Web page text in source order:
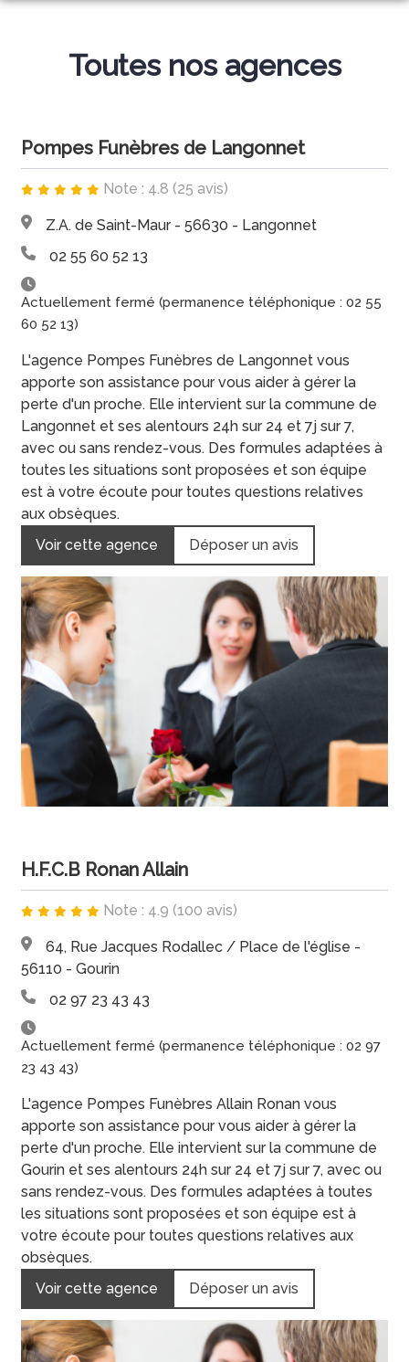
DEMANDE DE DEVIS
DEVIS PREVOYANCE
DEVIS MARBRERIE
SERVICES AUX FAMILLES
NOS AGENCES
GOURIN
LANGONNET
NOS CHAMBRES FUNÉRAIRES
GOURIN
LANGONNET
ESPACES HOMMAGES
Toutes nos agences
Pompes Funèbres de Langonnet
Note : 4.8 (25 avis)
Z.A. de Saint-Maur - 56630 - Langonnet
02 55 60 52 13
Actuellement fermé (permanence téléphonique : 02 55
60 52 13)
L'agence Pompes Funèbres de Langonnet vous
apporte son assistance pour vous aider à gérer la
perte d'un proche. Elle intervient sur la commune de
Langonnet et ses alentours 24h sur 24 et 7j sur 7,
avec ou sans rendez-vous. Des formules adaptées à
toutes les situations sont proposées et son équipe
est à votre écoute pour toutes questions relatives
aux obsèques.
Voir cette agence
Déposer un avis
H.F.C.B Ronan Allain
Note : 4.9 (100 avis)
64, Rue Jacques Rodallec / Place de l'église -
56110 - Gourin
02 97 23 43 43
Actuellement fermé (permanence téléphonique : 02 97
23 43 43)
L'agence Pompes Funèbres Allain Ronan vous
apporte son assistance pour vous aider à gérer la
perte d'un proche. Elle intervient sur la commune de
Gourin et ses alentours 24h sur 24 et 7j sur 7, avec ou
sans rendez-vous. Des formules adaptées à toutes
les situations sont proposées et son équipe est à
votre écoute pour toutes questions relatives aux
obsèques.
Voir cette agence
Déposer un avis